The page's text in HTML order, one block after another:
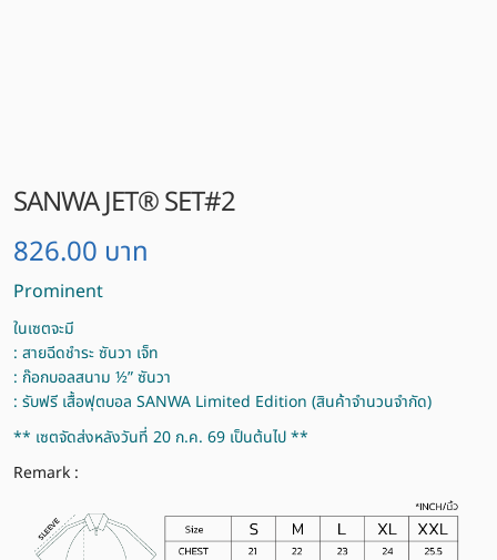
SANWA JET® SET#2
826.00 บาท
Prominent
ในเซตจะมี
: สายฉีดชำระ ซันวา เจ็ท
: ก๊อกบอลสนาม ½” ซันวา
: รับฟรี เสื้อฟุตบอล SANWA Limited Edition (สินค้าจำนวนจำกัด)
** เซตจัดส่งหลังวันที่ 20 ก.ค. 69 เป็นต้นไป **
Remark :